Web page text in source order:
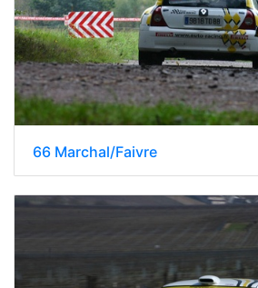
66 Marchal/Faivre